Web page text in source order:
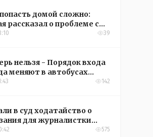
домой сложно:
рассказал о проблеме с
39
нельзя - Порядок входа
меняют в автобусах
142
в суд ходатайство о
для журналистки
575